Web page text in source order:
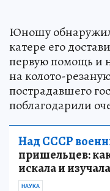
Юношу
катере его
первую помощь и
на колото-
пострадавшего
поблагодарили
Над СССР
пришельцев:
искала и
НАУКА